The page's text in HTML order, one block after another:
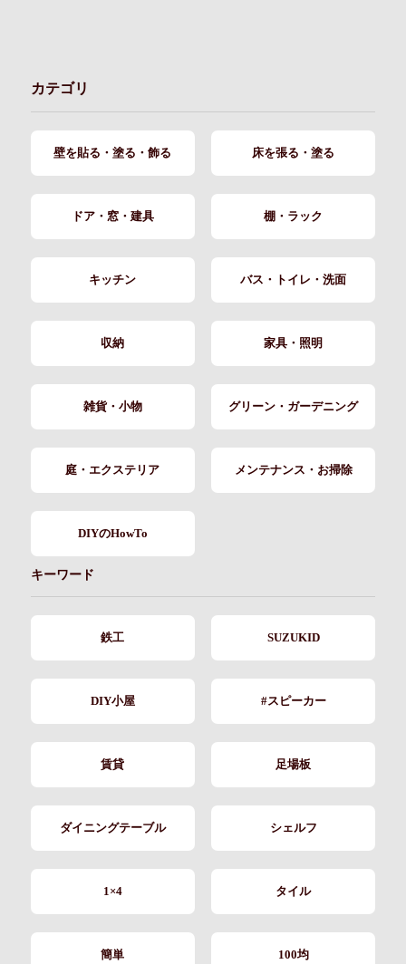
カテゴリ
壁を貼る・塗る・飾る 床を張る・塗る
ドア・窓・建具 棚・ラック
キッチン バス・トイレ・洗面
収納 家具・照明
雑貨・小物 グリーン・ガーデニング
庭・エクステリア メンテナンス・お掃除
DIYのHowTo
キーワード
鉄工 SUZUKID
DIY小屋 #スピーカー
賃貸 足場板
ダイニングテーブル シェルフ
1×4 タイル
簡単 100均